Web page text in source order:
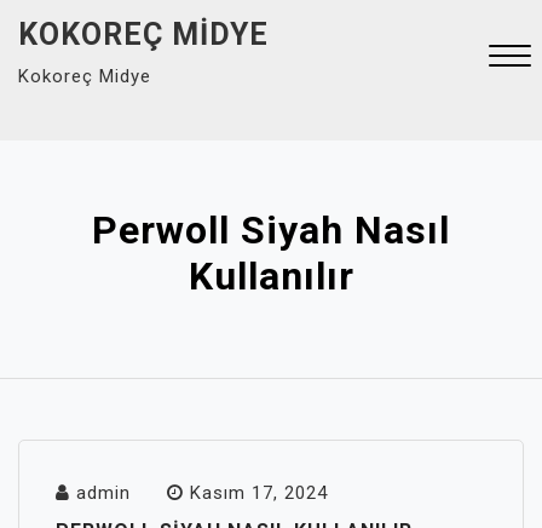
content
KOKOREÇ MIDYE
Kokoreç Midye
Perwoll Siyah Nasıl
Kullanılır
admin Kasım 17, 2024